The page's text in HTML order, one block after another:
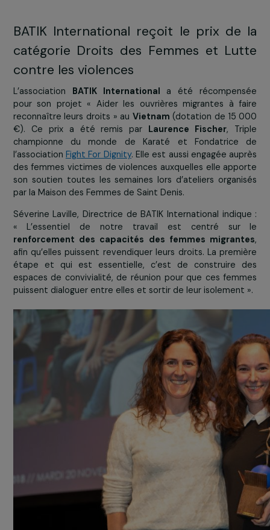
28 novembre 2018
BATIK International reçoit le prix
catégorie Droits des Femmes et
contre les violences
L’associationBATIK International a été
pour son projet « Aider les ouvrières migrantes à
reconnaître leurs droits » auVietnam(dotation de 15
€). Ce prix a été remis parLaurence Fischer,
championne du monde de Karaté et
l’associationFight For Dignity. Elle est aussi engagée
des femmes victimes de violences auxquelles elle
son soutien toutes les semaines lors d’ateliers
par la Maison des Femmes de Saint Denis.
Séverine Laville, Directrice de BATIK International
« L’essentiel de notre travail est centré
renforcement des capacités des femmes
afin qu’elles puissent revendiquer leurs droits. La
étape et qui est essentielle, c’est de construire
espaces de convivialité, de réunion pour que ces
puissent dialoguer entre elles et sortir de leur